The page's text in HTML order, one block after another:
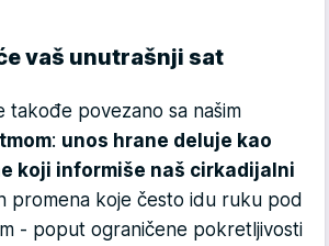
vaš unutrašnji sat
takođe povezano sa našim
: unos hrane deluje kao
koji informiše naš cirkadijalni
promena koje često idu ruku pod
- poput ograničene pokretljivosti